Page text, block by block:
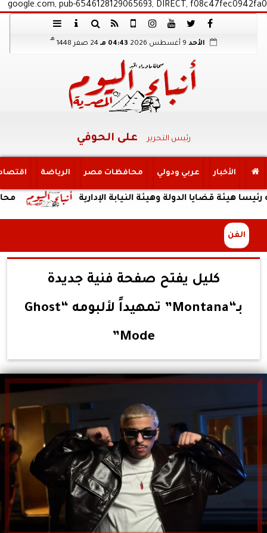
google.com, pub-6546128129065693, DIRECT, f08c47fec0942fa0
الأحد 04:43 مـ 24 صفر 1448
هـ
رئيس التحرير على الحوفي
الأخبار عربي ودولي محافظات مصر الرياضة
محافظ الدولة وهيئة النيابة الإدارية
الفن
كليل يفتح صفحة فنية جديدة
بـ“Montana” تمهيداً لألبومه “Ghost
Mode”